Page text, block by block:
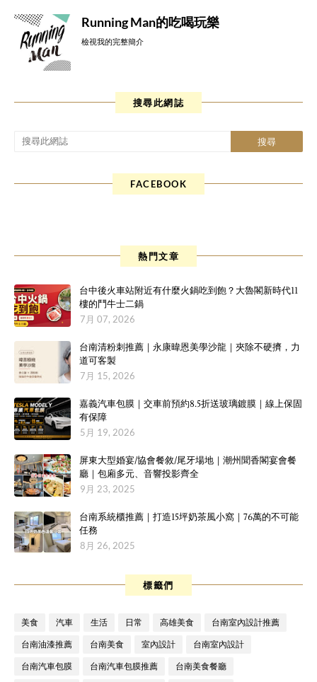
Running Man的吃喝玩樂
檢視我的完整簡介
搜尋此網誌
FACEBOOK
熱門文章
台中後火車站附近有什麼火鍋吃到飽？大魯閣新時代11
樓的鬥牛士二鍋
7月 07, 2026
台南清粉刺推薦｜永康暐恩美學沙龍｜夾除不硬擠，力
道可客製
7月 15, 2026
嘉義汽車包膜｜交車前預約8.5折送玻璃鍍膜｜線上保固
有保障
5月 19, 2026
屏東大型婚宴/協會餐敘/尾牙場地｜潮州聞香閣宴會餐
廳｜包廂多元、音響投影齊全
9月 23, 2025
台南系統櫃推薦｜打造15坪奶茶風小窩｜76萬的不可能
任務
8月 26, 2025
標籤們
美食 汽車 生活 日常 高雄美食 台南室內設計推薦
台南油漆推薦 台南美食 室內設計 台南室內設計
台南汽車包膜 台南汽車包膜推薦 台南美食餐廳